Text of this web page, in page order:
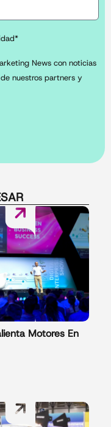
News con noticias
nuestros partners y
Motores En